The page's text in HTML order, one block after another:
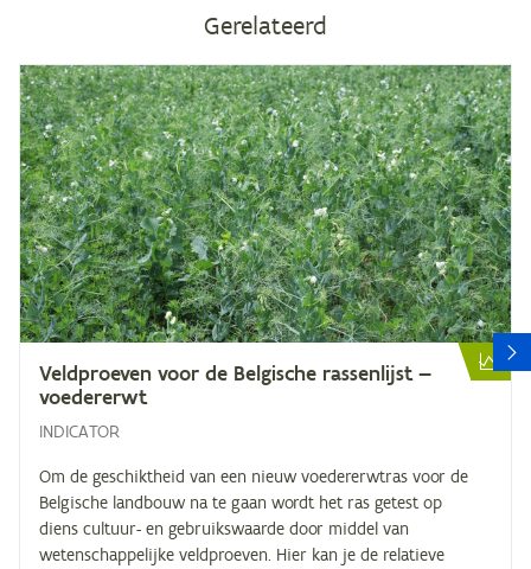
Gerelateerd
Veld­proe­ven voor de Bel­gi­sche ras­sen­lijst —
voedererwt
INDICATOR
Om de geschiktheid van een nieuw voedererwtras voor de
Belgische landbouw na te gaan wordt het ras getest op
diens cultuur- en gebruikswaarde door middel van
wetenschappelijke veldproeven. Hier kan je de relatieve